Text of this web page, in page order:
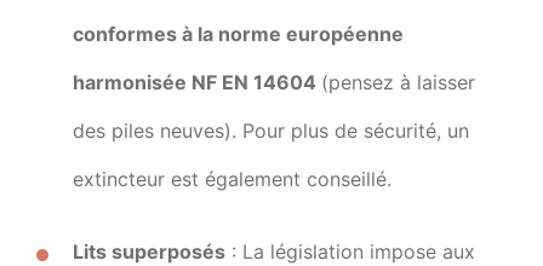
conformes à la norme européenne
harmonisée NF EN 14604 (pensez à laisser
des piles neuves). Pour plus de sécurité, un
extincteur est également conseillé.
Lits superposés : La législation impose aux